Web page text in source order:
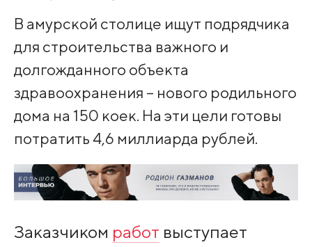
В амурской столице ищут подрядчика
для строительства важного и
долгожданного объекта
здравоохранения – нового родильного
дома на 150 коек. На эти цели готовы
потратить 4,6 миллиарда рублей.
Заказчиком работ выступает